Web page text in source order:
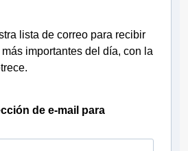
lista de correo para recibir
importantes del día, con la
de e-mail para